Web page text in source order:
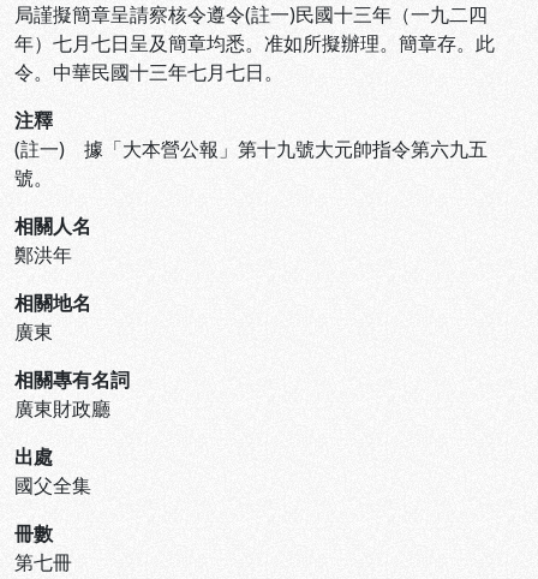
局謹擬簡章呈請察核令遵令(註一)民國十三年（一九二四
年）七月七日呈及簡章均悉。准如所擬辦理。簡章存。此
令。中華民國十三年七月七日。
注釋
(註一) 據「大本營公報」第十九號大元帥指令第六九五
號。
相關人名
鄭洪年
相關地名
廣東
相關專有名詞
廣東財政廳
出處
國父全集
冊數
第七冊